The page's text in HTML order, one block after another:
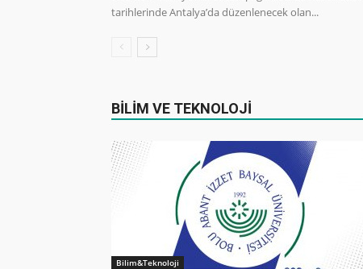
tarihlerinde Antalya’da düzenlenecek olan...
BİLİM VE TEKNOLOJİ
Bilim&Teknoloji